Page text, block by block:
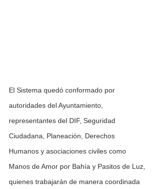
El Sistema quedó conformado por
autoridades del Ayuntamiento,
representantes del DIF, Seguridad
Ciudadana, Planeación, Derechos
Humanos y asociaciones civiles como
Manos de Amor por Bahía y Pasitos de Luz,
quienes trabajarán de manera coordinada